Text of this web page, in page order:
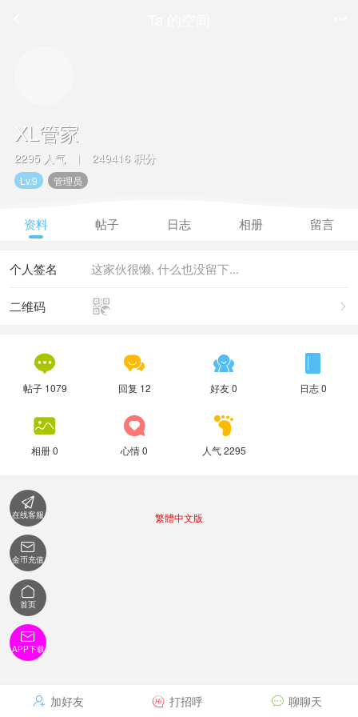
XL管家
2295 人气 | 249416 积分
Lv.9 管理员
资料 帖子 日志 相册 留言
这家伙很懒, 什么也没留下...
个人签名


二维码

帖子 1079

回复 12

好友 0

日志 0

相册 0

心情 0

人气 2295
 加好友  打招呼  聊聊天
繁體中文版

在线客服

金币充值

首页

APP下载